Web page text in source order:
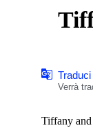
Verrà
Tiffany